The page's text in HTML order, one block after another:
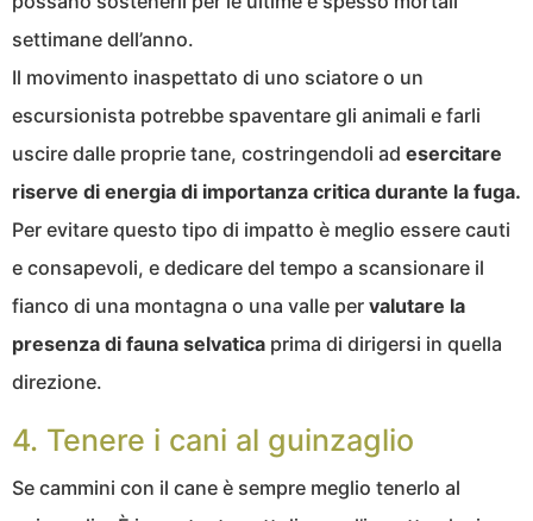
settimane dell’anno.
Il movimento inaspettato di uno sciatore o un
escursionista potrebbe spaventare gli animali e farli
uscire dalle proprie tane, costringendoli ad esercitare
riserve di energia di importanza critica durante la fuga.
Per evitare questo tipo di impatto è meglio essere cauti
e consapevoli, e dedicare del tempo a scansionare il
fianco di una montagna o una valle per valutare la
presenza di fauna selvatica prima di dirigersi in quella
direzione.
4. Tenere i cani al guinzaglio
Se cammini con il cane è sempre meglio tenerlo al